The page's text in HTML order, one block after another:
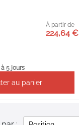
À partir de
224,64 €
5 jours
au panier